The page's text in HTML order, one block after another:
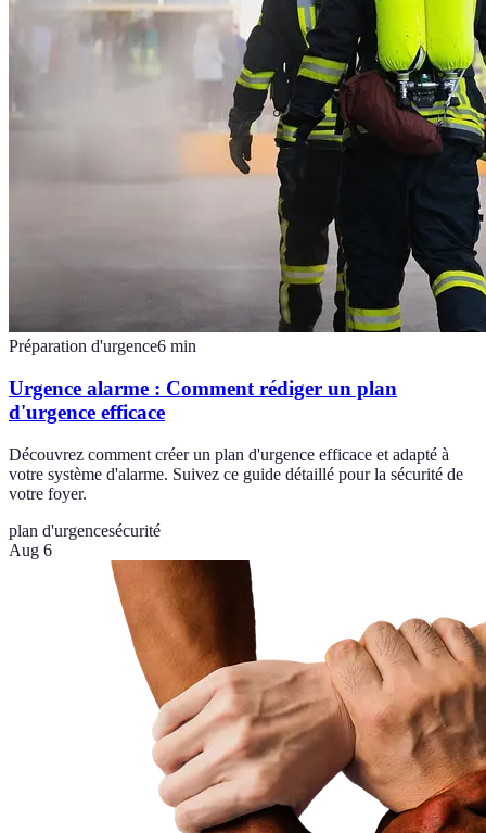
Préparation d'urgence6 min
Urgence alarme : Comment rédiger un plan
d'urgence efficace
Découvrez comment créer un plan d'urgence efficace et adapté à
votre système d'alarme. Suivez ce guide détaillé pour la sécurité de
votre foyer.
plan d'urgencesécurité
Aug 6